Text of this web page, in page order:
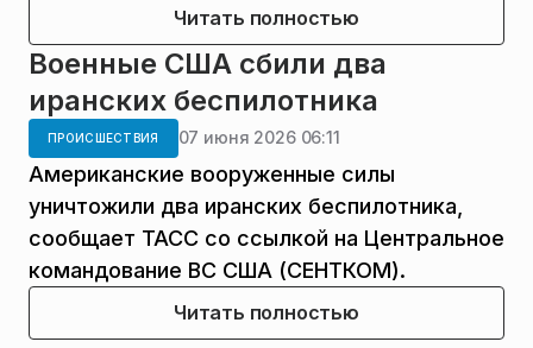
Читать полностью
Военные США сбили два
иранских беспилотника
ПРОИСШЕСТВИЯ 07 июня 2026 06:11
Американские вооруженные силы
уничтожили два иранских беспилотника,
сообщает ТАСС со ссылкой на Центральное
командование ВС США (СЕНТКОМ).
Читать полностью